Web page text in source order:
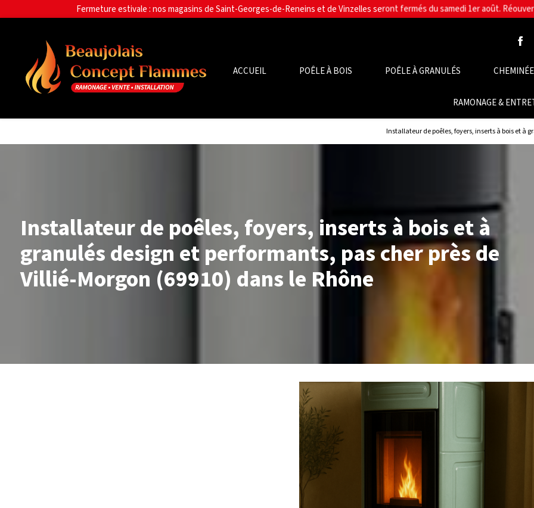
ACCUEIL POÊLE À BOIS POÊLE À GRANULÉS
RAMONAGE &
Installateur de poêles, foyers, inserts à bois et à
Installateur de poêles, foyers, inserts à bois et à
granulés design et performants, pas cher près de
Villié-Morgon (69910) dans le Rhône
Panneau de gestion des cookies